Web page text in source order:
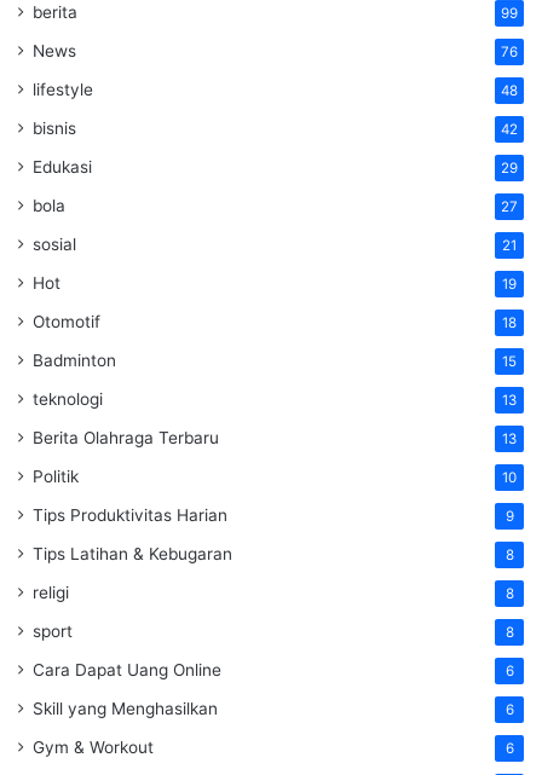
berita 99
News 76
lifestyle 48
bisnis 42
Edukasi 29
bola 27
sosial 21
Hot 19
Otomotif 18
Badminton 15
teknologi 13
Berita Olahraga Terbaru 13
Politik 10
Tips Produktivitas Harian 9
Tips Latihan & Kebugaran 8
religi 8
sport 8
Cara Dapat Uang Online 6
Skill yang Menghasilkan 6
Gym & Workout 6